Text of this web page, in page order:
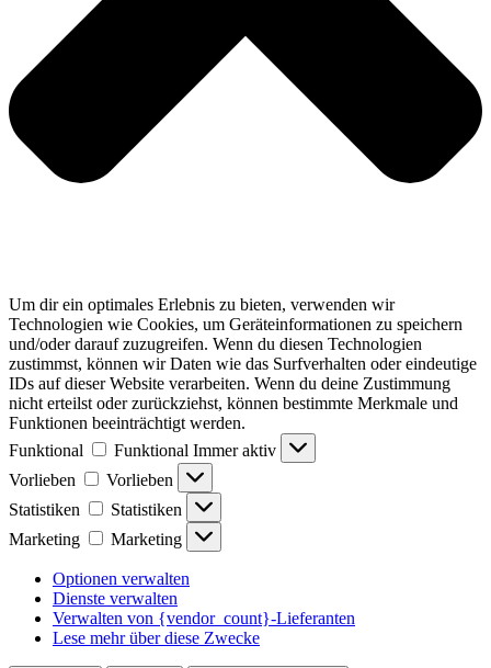
Um dir ein optimales Erlebnis zu bieten, verwenden wir
Technologien wie Cookies, um Geräteinformationen zu speichern
und/oder darauf zuzugreifen. Wenn du diesen Technologien
zustimmst, können wir Daten wie das Surfverhalten oder eindeutige
IDs auf dieser Website verarbeiten. Wenn du deine Zustimmung
nicht erteilst oder zurückziehst, können bestimmte Merkmale und
Funktionen beeinträchtigt werden.
Funktional
Funktional Immer aktiv
Vorlieben
Vorlieben
Statistiken
Statistiken
Marketing
Marketing
Optionen verwalten
Dienste verwalten
Verwalten von {vendor_count}-Lieferanten
Lese mehr über diese Zwecke